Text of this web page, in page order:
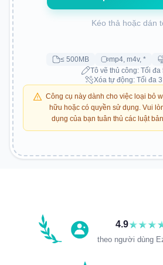
Kéo thả hoặc dán
≤ 500MB mp4, m4v, *
Tô vẽ thủ công: Tối đa
Xóa tự động: Tối đa
Công cụ này dành cho việc loại bỏ
hữu hoặc có quyền sử dụng. Vui
dụng của bạn tuân thủ các luật
4.9
theo người dùng